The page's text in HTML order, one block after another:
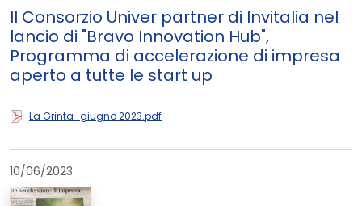
Il Consorzio Univer partner di Invitalia nel
lancio di "Bravo Innovation Hub",
Programma di accelerazione di impresa
aperto a tutte le start up
La Grinta_giugno 2023.pdf
10/06/2023